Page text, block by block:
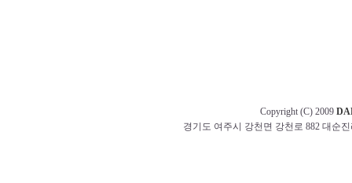
Copyright (C) 2009
경기도 여주시 강천면 강천로 882 대순진